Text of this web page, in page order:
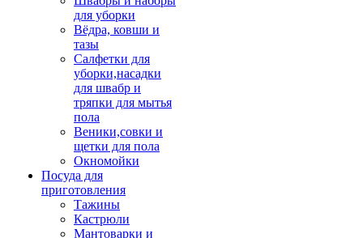
для уборки
Вёдра, ковши и
тазы
Салфетки для
уборки,насадки
для швабр и
тряпки для мытья
пола
Веники,совки и
щетки для пола
Окномойки
Посуда для
приготовления
Тажины
Кастрюли
Мантоварки и